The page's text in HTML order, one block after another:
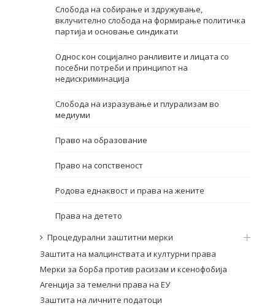
Слобода на собирање и здружување,
вклучително слобода на формирање политичка
партија и основање синдикати
Однос кон социјално ранливите и лицата со
посебни потреби и принципот на
недискриминација
Слобода на изразување и плурализам во
медиуми
Право на образование
Право на сопственост
Родова еднаквост и права на жените
Права на детето
Процедурални заштитни мерки
Заштита на малцинствата и културни права
Мерки за борба против расизам и ксенофобија
Агенција за темелни права на ЕУ
Заштита на личните податоци